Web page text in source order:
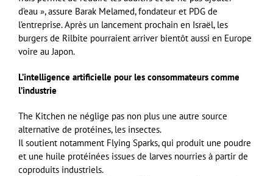
d’eau », assure Barak Melamed, fondateur et PDG de
l’entreprise. Après un lancement prochain en Israël, les
burgers de Rilbite pourraient arriver bientôt aussi en Europe
voire au Japon.
L’intelligence artificielle pour les consommateurs comme
l’industrie
The Kitchen ne néglige pas non plus une autre source
alternative de protéines, les insectes.
Il soutient notamment Flying Sparks, qui produit une poudre
et une huile protéinées issues de larves nourries à partir de
coproduits industriels.